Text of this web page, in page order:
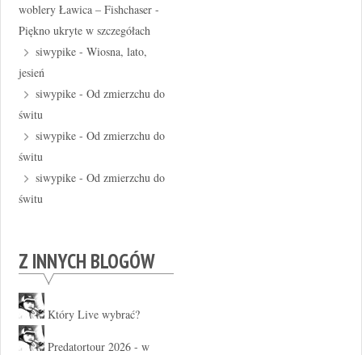
woblery Ławica – Fishchaser-
Piękno ukryte w szczegółach
siwypike -Wiosna, lato,
jesień
siwypike -Od zmierzchu do
świtu
siwypike -Od zmierzchu do
świtu
siwypike -Od zmierzchu do
świtu
Z INNYCH BLOGÓW
Który Live wybrać?
Predatortour 2026 - w